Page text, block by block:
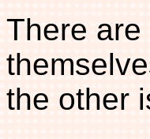
There
the other